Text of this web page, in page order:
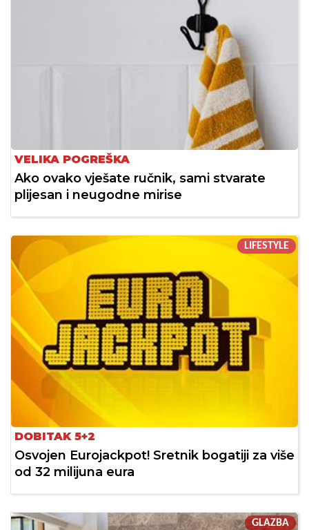
VELIKA POGREŠKA
Ako ovako vješate ručnik, sami stvarate
plijesan i neugodne mirise
LIFESTYLE
DOBITAK 5+2
Osvojen Eurojackpot! Sretnik bogatiji za više
od 32 milijuna eura
GLAZBA